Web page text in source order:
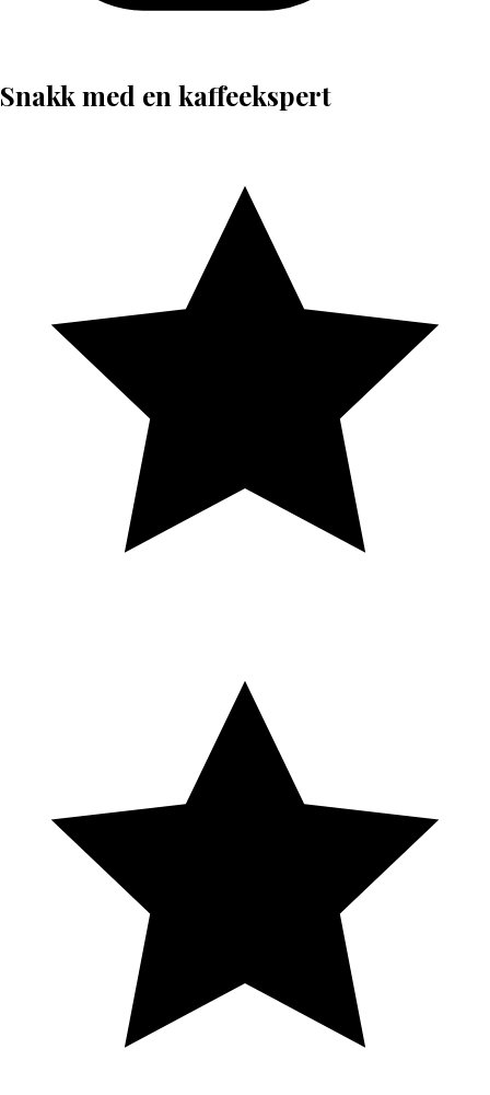
Snakk med en kaffeekspert